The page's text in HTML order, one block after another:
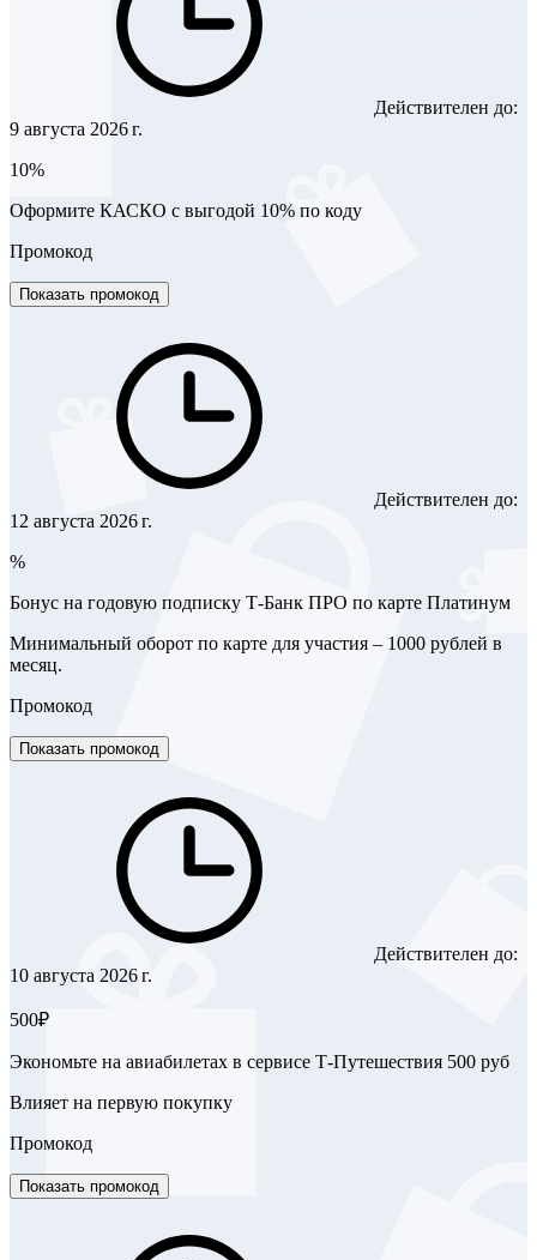
Действителен до:
9 августа 2026 г.
10%
Оформите КАСКО с выгодой 10% по коду
Промокод
Показать промокод
Действителен до:
12 августа 2026 г.
%
Бонус на годовую подписку Т-Банк ПРО по карте Платинум
Минимальный оборот по карте для участия – 1000 рублей в
месяц.
Промокод
Показать промокод
Действителен до:
10 августа 2026 г.
500₽
Экономьте на авиабилетах в сервисе Т-Путешествия 500 руб
Влияет на первую покупку
Промокод
Показать промокод